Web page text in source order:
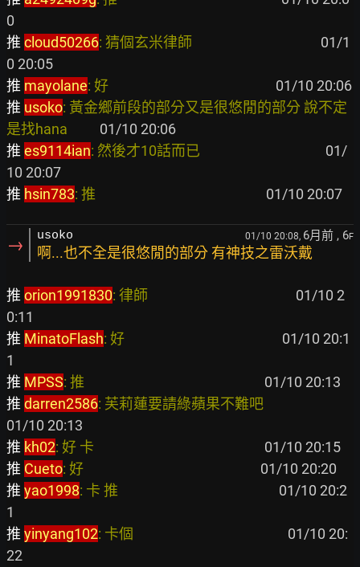
推 cloud50266: 猜個玄米律師
01/1
推 mayolane: 好
推 usoko: 黃金鄉前段的部分又是很悠閒的部分 說不定
是找hana
推 es9114ian: 然後才10話而已
01/
推 hsin783: 推
→ usoko 01/10 20:08, 6月前 , 6F
啊...也不全是很悠閒的部分 有神技之雷沃戴
推 orion1991830: 律師
01/10 2
推 MinatoFlash: 好
01/10 20:1
推 MPSS: 推
推 darren2586
推 kh02: 好 卡
推 Cueto: 好
推 yao1998: 卡 推
01/10 20:2
推 yinyang102: 卡個
01/10 20: